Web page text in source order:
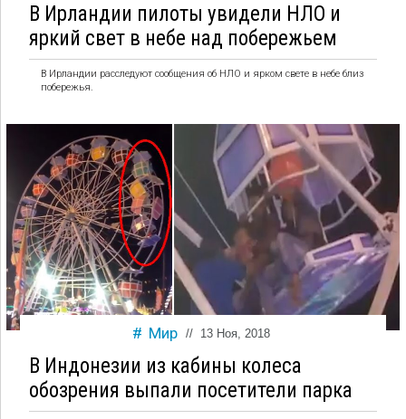
В Ирландии пилоты увидели НЛО и
яркий свет в небе над побережьем
В Ирландии расследуют сообщения об НЛО и ярком свете в небе близ
побережья.
Мир // 13 Ноя, 2018
В Индонезии из кабины колеса
обозрения выпали посетители парка